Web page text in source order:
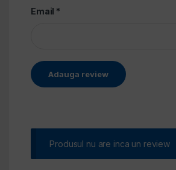
Email *
Produsul nu are inca un review